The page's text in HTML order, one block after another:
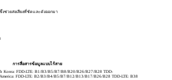
ช่วยส่งเสียงที่ชัดและดังออกมา
การสื่อสารข้อมูลแบบไร้สาย
Korea: FDD-LTE: B1/B3/B5/B7/B8/B20/B26/B27/B28 TDD-
FDD-LTE: B2/B3/B4/B5/B7/B12/B13/B17/B26/B28 TDD-LTE: B38